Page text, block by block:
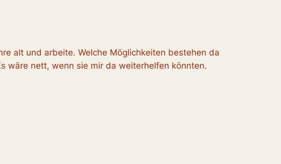
alt und arbeite. Welche Möglichkeiten bestehen da
wäre nett, wenn sie mir da weiterhelfen könnten.